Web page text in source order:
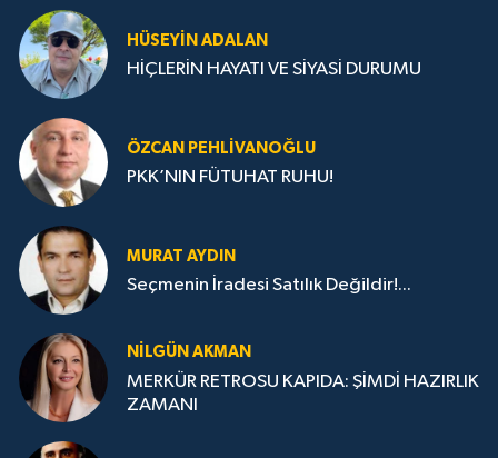
HÜSEYIN ADALAN
HİÇLERİN HAYATI VE SİYASİ DURUMU
ÖZCAN PEHLIVANOĞLU
PKK’NIN FÜTUHAT RUHU!
MURAT AYDIN
Seçmenin İradesi Satılık Değildir!...
NILGÜN AKMAN
MERKÜR RETROSU KAPIDA: ŞİMDİ HAZIRLIK
ZAMANI